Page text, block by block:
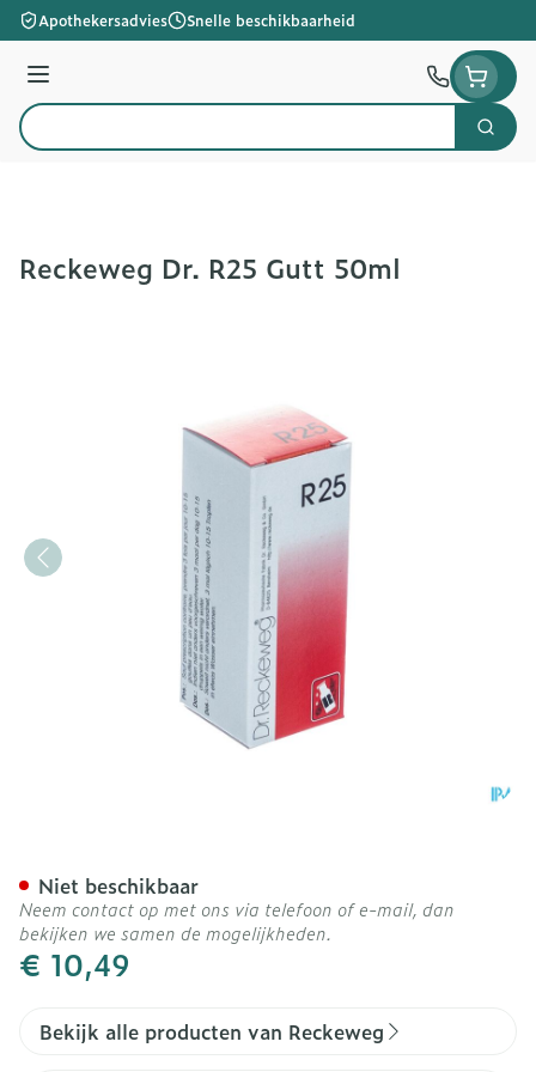
Ga naar de inhoud
Apothekersadvies Snelle beschikbaarheid
Menu
Product, merk, categorie...
Zoek
Reckeweg Dr. R25 Gutt 50ml
€ 10,49
Niet beschikbaar
Neem contact op met ons via telefoon of e-mail, dan
bekijken we samen de mogelijkheden.
Bekijk alle producten van Reckeweg